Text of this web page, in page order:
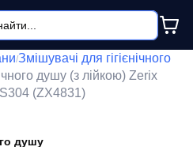
/Змішувачі для гігієнічного
душу (з лійкою) Zerix
(ZX4831)
душу